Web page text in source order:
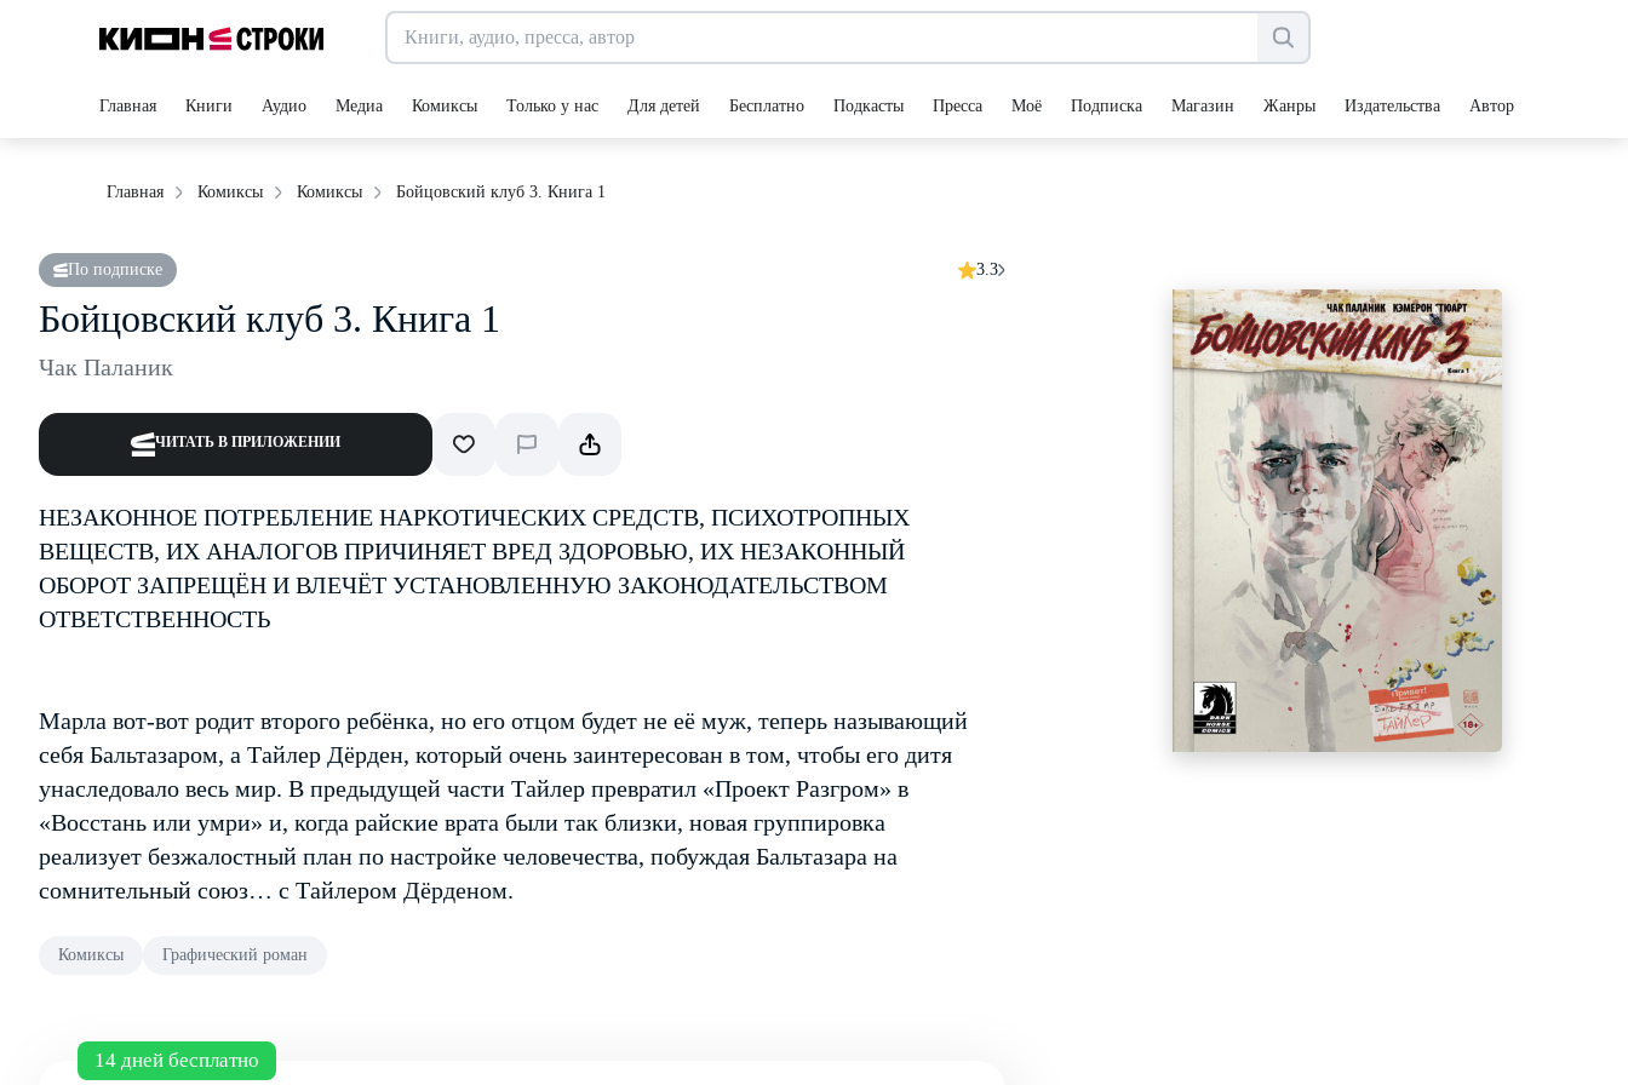
Главная Книги Аудио Медиа Комиксы Только у нас Для детей Бесплатно Подкасты Пресса Моё Подписка Магазин Жанры Издательства Авторы
Главная Комиксы Комиксы Бойцовский клуб 3. Книга 1
По подписке 3.3
Бойцовский клуб 3. Книга 1
Чак Паланик
ЧИТАТЬ В ПРИЛОЖЕНИИ
НЕЗАКОННОЕ ПОТРЕБЛЕНИЕ НАРКОТИЧЕСКИХ СРЕДСТВ, ПСИХОТРОПНЫХ
ВЕЩЕСТВ, ИХ АНАЛОГОВ ПРИЧИНЯЕТ ВРЕД ЗДОРОВЬЮ, ИХ НЕЗАКОННЫЙ
ОБОРОТ ЗАПРЕЩЁН И ВЛЕЧЁТ УСТАНОВЛЕННУЮ ЗАКОНОДАТЕЛЬСТВОМ
ОТВЕТСТВЕННОСТЬ
Марла вот-вот родит второго ребёнка, но его отцом будет не её муж, теперь называющий
себя Бальтазаром, а Тайлер Дёрден, который очень заинтересован в том, чтобы его дитя
унаследовало весь мир. В предыдущей части Тайлер превратил «Проект Разгром» в
«Восстань или умри» и, когда райские врата были так близки, новая группировка
реализует безжалостный план по настройке человечества, побуждая Бальтазара на
сомнительный союз… с Тайлером Дёрденом.
Комиксы Графический роман
14 дней бесплатно